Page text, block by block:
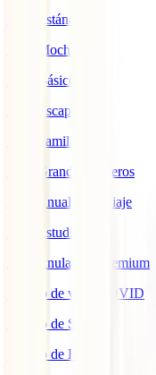
IATI Estándar
IATI Mochilero
IATI Básico
IATI Escapadas
IATI Familia
IATI Grandes Viajeros
IATI Anual Multiviaje
IATI Estudios
IATI Anulación Premium
Seguro de viaje COVID
Seguro de Salud
Seguro de Hogar